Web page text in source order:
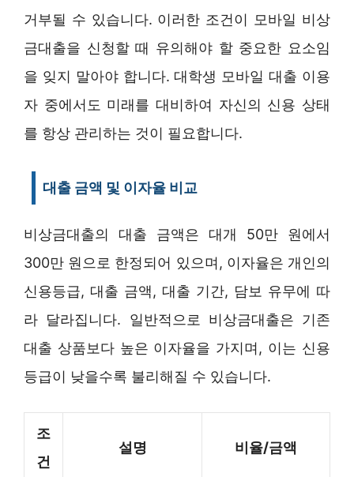
거부될 수 있습니다. 이러한 조건이 모바일 비상
금대출을 신청할 때 유의해야 할 중요한 요소임
을 잊지 말아야 합니다. 대학생 모바일 대출 이용
자 중에서도 미래를 대비하여 자신의 신용 상태
를 항상 관리하는 것이 필요합니다.
대출 금액 및 이자율 비교
비상금대출의 대출 금액은 대개 50만 원에서
300만 원으로 한정되어 있으며, 이자율은 개인의
신용등급, 대출 금액, 대출 기간, 담보 유무에 따
라 달라집니다. 일반적으로 비상금대출은 기존
대출 상품보다 높은 이자율을 가지며, 이는 신용
등급이 낮을수록 불리해질 수 있습니다.
조
건
설명 비율/금액